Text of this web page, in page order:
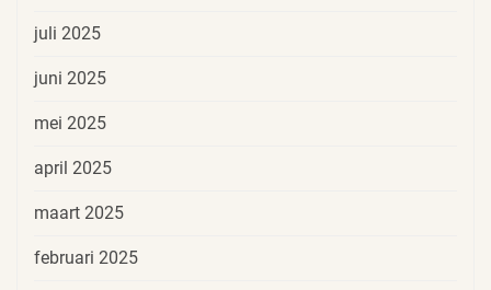
juli 2025
juni 2025
mei 2025
april 2025
maart 2025
februari 2025